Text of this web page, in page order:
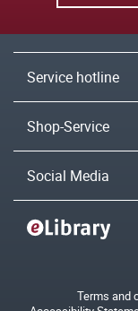
Service hotline
Shop-Service
Social Media
Terms and